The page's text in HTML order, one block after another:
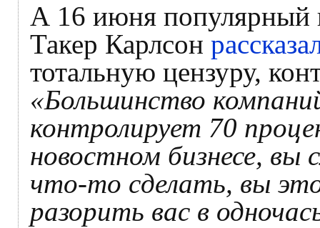
А 16 июня популярный
Такер Карлсон
тотальную цензуру,
«Большинство
контролирует 70
новостном бизнесе, вы
что-то сделать, вы
разорить вас в